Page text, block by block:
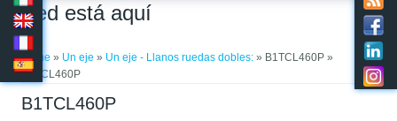
Usted está aquí
Home » Un eje » Un eje - Llanos ruedas dobles: » B1TCL460P »
B1TCL460P
B1TCL460P